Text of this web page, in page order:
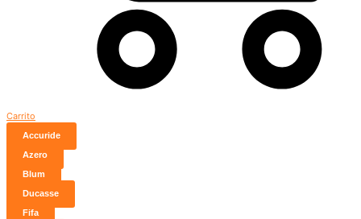
Carrito
Accuride
Azero
Blum
Ducasse
Fifa